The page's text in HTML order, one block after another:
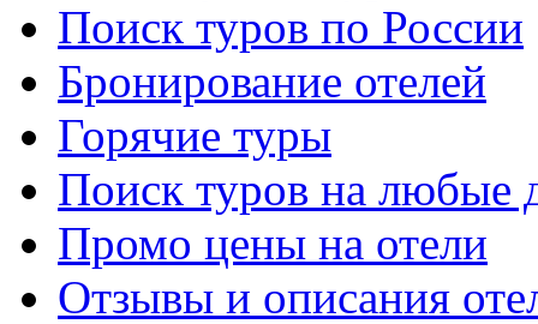
Поиск туров по России
Бронирование отелей
Горячие туры
Поиск туров на любые
Промо цены на отели
Отзывы и описания